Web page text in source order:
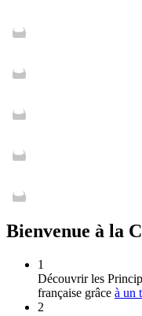
Bienvenue à la
1
Découvrir les
française grâce à un
2